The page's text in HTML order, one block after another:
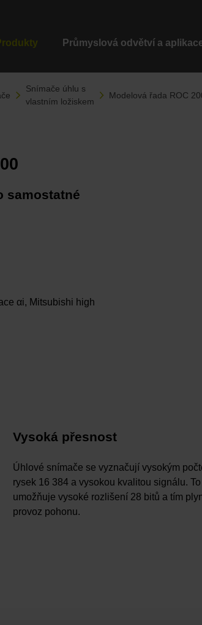
Průmyslová odvětví a
Snímače úhlu s
vlastním ložiskem
Modelová řada ROC
samostatné
αi, Mitsubishi high
Vysoká přesnost
Úhlové snímače se vyznačují vysokým
rysek 16 384 a vysokou kvalitou signálu. To
umožňuje vysoké rozlišení 28 bitů a tím
provoz pohonu.